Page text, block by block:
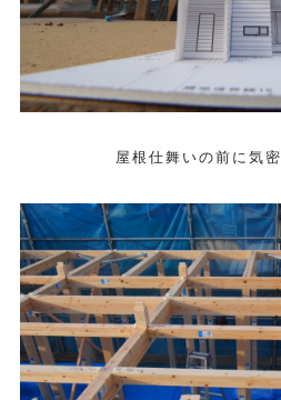
屋根仕舞いの前に気